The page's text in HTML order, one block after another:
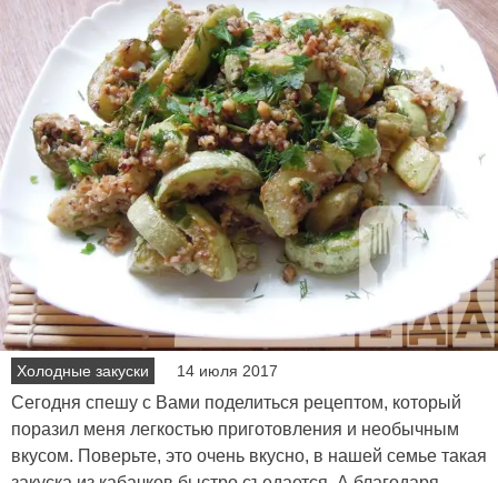
Холодные закуски 14 июля 2017
Сегодня спешу с Вами поделиться рецептом, который
поразил меня легкостью приготовления и необычным
вкусом. Поверьте, это очень вкусно, в нашей семье такая